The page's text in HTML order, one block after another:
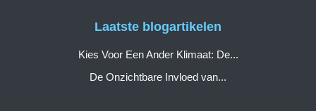
Laatste blogartikelen
Kies Voor Een Ander Klimaat: De...
De Onzichtbare Invloed van...